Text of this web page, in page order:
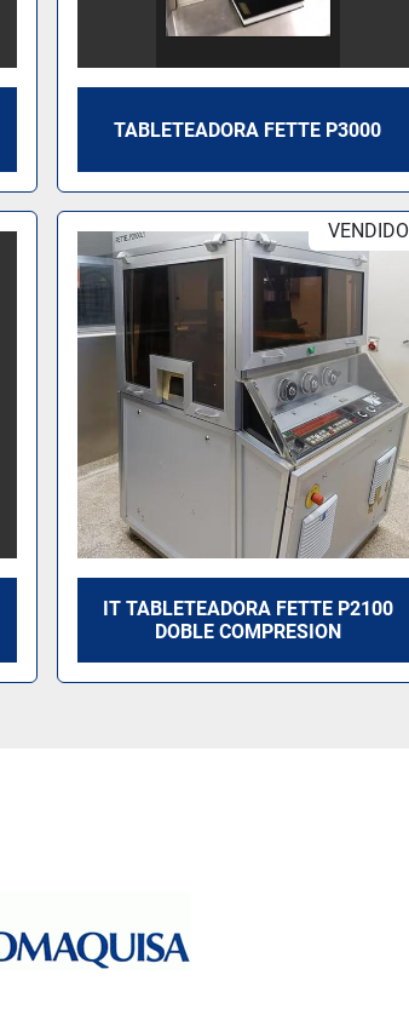
TABLETEADORA FETTE P3000
VENDIDO
IT TABLETEADORA FETTE P2100
DOBLE COMPRESION